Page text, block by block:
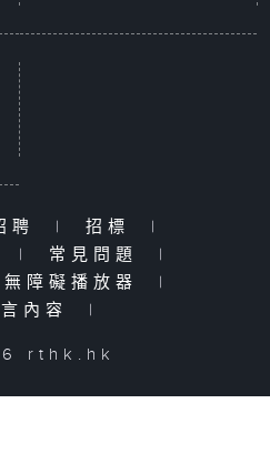
聘 | 招標
|
| 常見問題
|
無障礙播放器
|
內容
|
rthk.hk